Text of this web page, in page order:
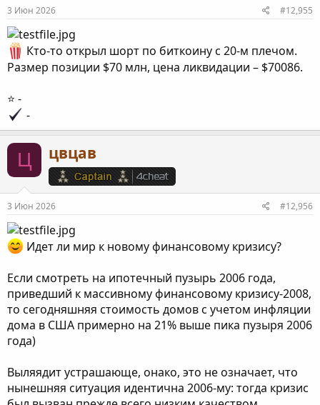
3 Июн 2026 #12,955
Кто-то открыл шорт по биткоину с 20-м плечом.
Размер позиции $70 млн, цена ликвидации – $70086.
⭐️ -
-
Ц цвцав
3 Июн 2026 #12,956
Идет ли мир к новому финансовому кризису?
Если смотреть на ипотечный пузырь 2006 года,
приведший к массивному финансовому кризису-2008,
то сегодняшняя стоимость домов с учетом инфляции
дома в США примерно на 21% выше пика пузыря 2006
года)
Выляядит устрашающе, онако, это не означает, что
нынешняя ситуация идентична 2006-му: тогда кризис